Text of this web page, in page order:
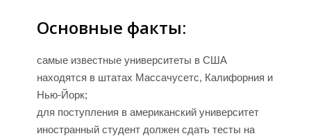
Основные факты:
самые известные университеты в США
находятся в штатах Массачусетс, Калифорния и
Нью-Йорк;
для поступления в американский университет
иностранный студент должен сдать тесты на